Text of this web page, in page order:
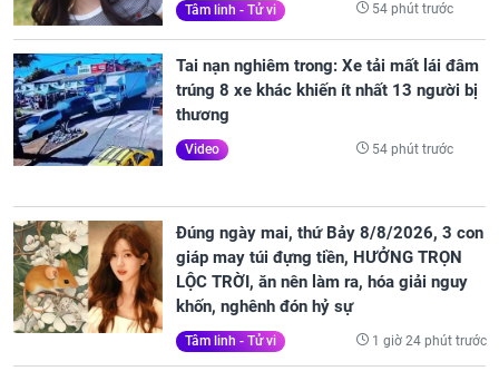
Tâm linh - Tử vi 54 phút trước
Tai nạn nghiêm trong: Xe tải mất lái đâm
trúng 8 xe khác khiến ít nhất 13 người bị
thương
Video 54 phút trước
Đúng ngày mai, thứ Bảy 8/8/2026, 3 con
giáp may túi đựng tiền, HƯỞNG TRỌN
LỘC TRỜI, ăn nên làm ra, hóa giải nguy
khốn, nghênh đón hỷ sự
Tâm linh - Tử vi 1 giờ 24 phút trước